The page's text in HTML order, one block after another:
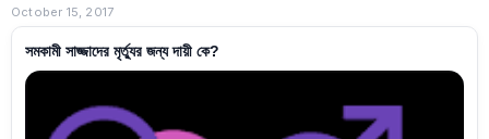
October 15, 2017
সমকামী সাজ্জাদের মৃর্ত্যুর জন্য দায়ী কে?